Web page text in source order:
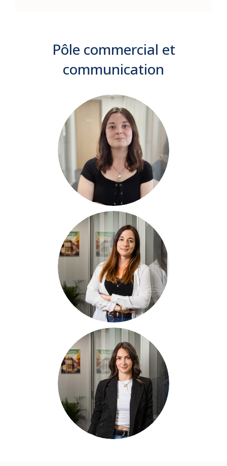
Pôle commercial et
communication
Nina
NAULLEAU
Cheffe de projet
commercial
in
Nolwenn
MOALIGOU
Responsable
Projets
in
Tiphaine
DROUET
Chargée
marketing &
communication
in